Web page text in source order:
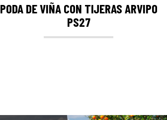
PODA DE VIÑA CON TIJERAS ARVIPO
PS27